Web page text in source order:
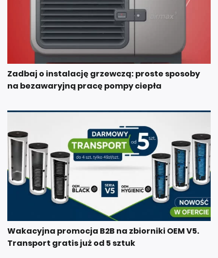
Zadbaj o instalację grzewczą: proste sposoby
na bezawaryjną pracę pompy ciepła
Wakacyjna promocja B2B na zbiorniki OEM V5.
Transport gratis już od 5 sztuk